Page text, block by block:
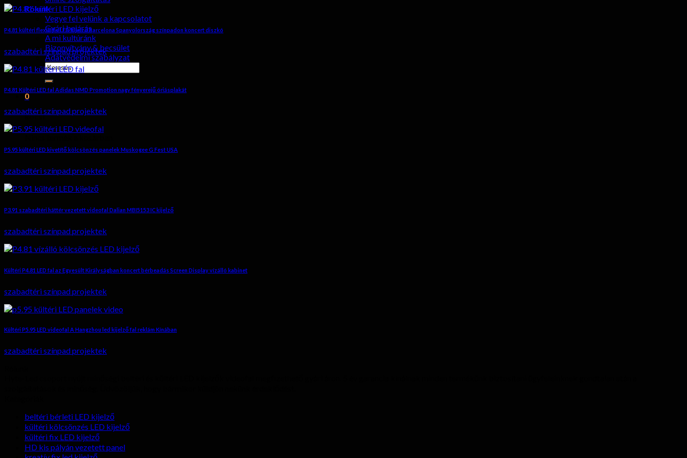
Rólunk
Vegye fel velünk a kapcsolatot
Gyári bejárás
A mi kultúránk
Bizonyítvány & becsület
Adatvédelmi szabályzat
keresése:
0
kocsi
P4.81 kültéri flexibilis LED kijelző Barcelona Spanyolország színpadon koncert diszkó
szabadtéri színpad projektek
P4.81 Kültéri LED fal Adidas NMD Promotion nagy fényerejű óriásplakát
szabadtéri színpad projektek
P5.95 kültéri LED kivetítő kölcsönzés panelek Muskogee G Fest USA
szabadtéri színpad projektek
P3.91 szabadtéri háttér vezetett videofal Dalian MBI5153 IC kijelző
szabadtéri színpad projektek
Kültéri P4.81 LED fal az Egyesült Királyságban koncert bérbeadás Screen Display vízálló kabinet
szabadtéri színpad projektek
Kültéri P5.95 LED videofal A Hangzhou led kijelző fal reklám Kínában
szabadtéri színpad projektek
beltéri bérleti LED kijelző
kültéri kölcsönzés LED kijelző
kültéri fix LED kijelző
HD kis pályán vezetett panel